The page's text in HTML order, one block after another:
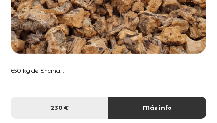
650 kg de Encina...
230 € Más info